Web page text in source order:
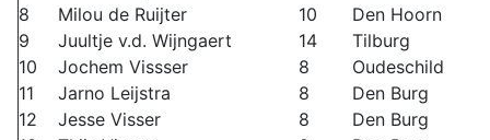
8
Milou de Ruijter 10
Den Hoorn
9
Juultje v.d. Wijngaert 14
Tilburg
10
Jochem Vissser 8
Oudeschild
11
Jarno Leijstra 8
Den Burg
12
Jesse Visser 8
Den Burg